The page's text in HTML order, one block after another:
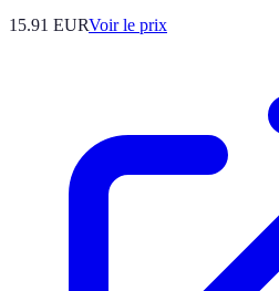
15.91 EURVoir le prix